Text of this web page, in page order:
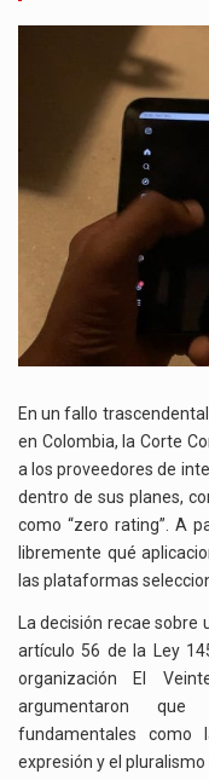
En un fallo
en Colombia, la Corte
a los proveedores de
dentro de sus planes,
como “zero rating”. A
libremente qué
las plataformas
La decisión recae sobre
artículo 56 de la Ley
organización El
argumentaron que
fundamentales
expresión y el